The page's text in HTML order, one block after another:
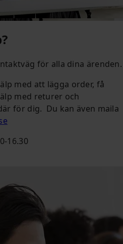
för alla dina ärenden.
med att lägga order, få
med returer och
för dig. Du kan även maila
16.30